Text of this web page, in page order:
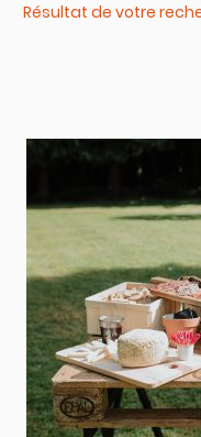
Résultat de votre